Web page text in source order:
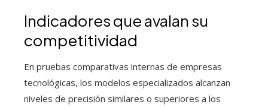
Indicadores que avalan su
competitividad
En pruebas comparativas internas de empresas
tecnológicas, los modelos especializados alcanzan
niveles de precisión similares o superiores a los